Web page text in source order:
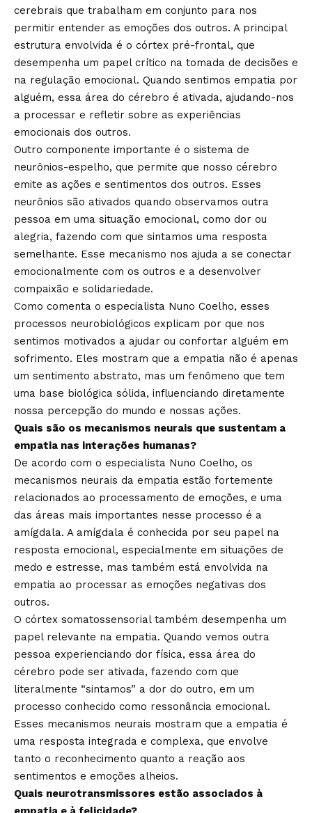
cerebrais que trabalham em conjunto para nos
permitir entender as emoções dos outros. A principal
estrutura envolvida é o córtex pré-frontal, que
desempenha um papel crítico na tomada de decisões e
na regulação emocional. Quando sentimos empatia por
alguém, essa área do cérebro é ativada, ajudando-nos
a processar e refletir sobre as experiências
emocionais dos outros.
Outro componente importante é o sistema de
neurônios-espelho, que permite que nosso cérebro
emite as ações e sentimentos dos outros. Esses
neurônios são ativados quando observamos outra
pessoa em uma situação emocional, como dor ou
alegria, fazendo com que sintamos uma resposta
semelhante. Esse mecanismo nos ajuda a se conectar
emocionalmente com os outros e a desenvolver
compaixão e solidariedade.
Como comenta o especialista Nuno Coelho, esses
processos neurobiológicos explicam por que nos
sentimos motivados a ajudar ou confortar alguém em
sofrimento. Eles mostram que a empatia não é apenas
um sentimento abstrato, mas um fenômeno que tem
uma base biológica sólida, influenciando diretamente
nossa percepção do mundo e nossas ações.
Quais são os mecanismos neurais que sustentam a
empatia nas interações humanas?
De acordo com o especialista Nuno Coelho, os
mecanismos neurais da empatia estão fortemente
relacionados ao processamento de emoções, e uma
das áreas mais importantes nesse processo é a
amígdala. A amígdala é conhecida por seu papel na
resposta emocional, especialmente em situações de
medo e estresse, mas também está envolvida na
empatia ao processar as emoções negativas dos
outros.
O córtex somatossensorial também desempenha um
papel relevante na empatia. Quando vemos outra
pessoa experienciando dor física, essa área do
cérebro pode ser ativada, fazendo com que
literalmente “sintamos” a dor do outro, em um
processo conhecido como ressonância emocional.
Esses mecanismos neurais mostram que a empatia é
uma resposta integrada e complexa, que envolve
tanto o reconhecimento quanto a reação aos
sentimentos e emoções alheios.
Quais neurotransmissores estão associados à